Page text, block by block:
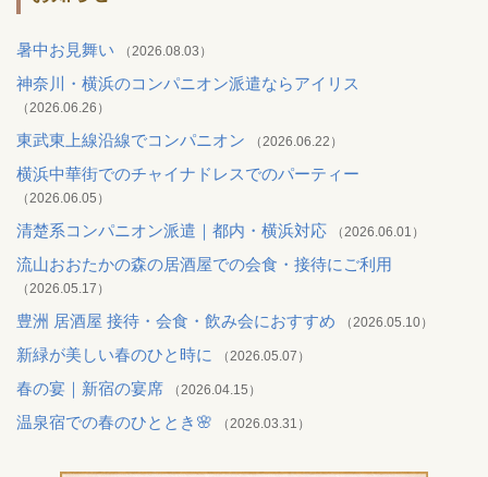
暑中お見舞い （2026.08.03）
神奈川・横浜のコンパニオン派遣ならアイリス
（2026.06.26）
東武東上線沿線でコンパニオン （2026.06.22）
横浜中華街でのチャイナドレスでのパーティー
（2026.06.05）
清楚系コンパニオン派遣｜都内・横浜対応 （2026.06.01）
流山おおたかの森の居酒屋での会食・接待にご利用
（2026.05.17）
豊洲 居酒屋 接待・会食・飲み会におすすめ （2026.05.10）
新緑が美しい春のひと時に （2026.05.07）
春の宴｜新宿の宴席 （2026.04.15）
温泉宿での春のひととき🌸 （2026.03.31）